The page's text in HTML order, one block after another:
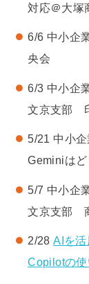
対応＠大塚
6/6 中小企
央会
6/3 中小企
文京支部
5/21 中小
Geminiは
5/7 中小企
文京支部
2/28AIを
Copilotの使